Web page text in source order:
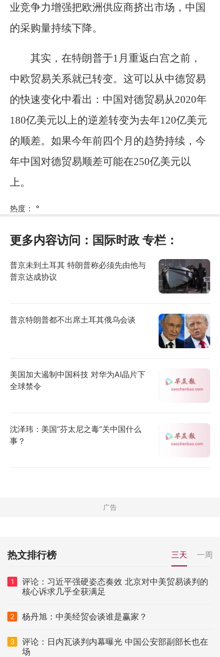
业竞争力增强把欧洲供应商挤出市场，中国
的采购量持续下降。
其实，在特朗普于1月重返白宫之前，
中欧贸易关系就已转变。这可以从中德贸易
的快速变化中看出：中国对德贸易从2020年
180亿美元以上的逆差转变为去年120亿美元
的顺差。如果今年前四个月的趋势持续，今
年中国对德贸易顺差可能在250亿美元以
上。
热度： °
更多内容访问： 国际时政 专栏：
普京未到土耳其 特朗普称必须先由他与
普京达成协议
普京特朗普都不出席土耳其俄乌会谈
美国加大遏制中国科技 对华为AI晶片下
全球禁令
沈泽玮：美国“芬太尼之毒”关中国什么
事？
热文排行榜 三天 一周
1
评论：习近平强硬姿态奏效 北京对中美贸易谈判的
核心诉求几乎全获满足
2 杨丹旭：中美经贸会谈谁是赢家？
3
评论：日内瓦谈判内幕曝光 中国公安部副部长也在
场